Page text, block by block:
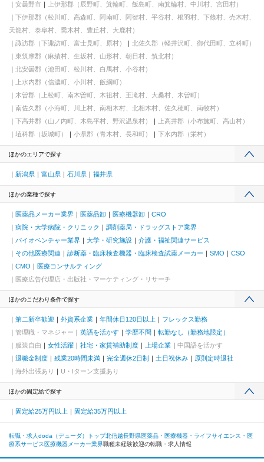
安曇野市
上伊那郡（辰野町、箕輪町、飯島町、南箕輪村、中川村、宮田村）
下伊那郡（松川町、高森町、阿南町、阿智村、平谷村、根羽村、下條村、売木村、
天龍村、泰阜村、喬木村、豊丘村、大鹿村）
諏訪郡（下諏訪町、富士見町、原村）
北佐久郡（軽井沢町、御代田町、立科町）
東筑摩郡（麻績村、生坂村、山形村、朝日村、筑北村）
北安曇郡（池田町、松川村、白馬村、小谷村）
上水内郡（信濃町、小川村、飯綱町）
木曽郡（上松町、南木曽町、木祖村、王滝村、大桑村、木曽町）
南佐久郡（小海町、川上村、南相木村、北相木村、佐久穂町、南牧村）
下高井郡（山ノ内町、木島平村、野沢温泉村）
上高井郡（小布施町、高山村）
埴科郡（坂城町）
小県郡（青木村、長和町） 下水内郡（栄村）
ほかのエリアで探す
新潟県 富山県 石川県 福井県
ほかの業種で探す
医薬品メーカー業界 医薬品卸 医療機器卸
CRO
病院・大学病院・クリニック
調剤薬局・ドラッグストア業界
バイオベンチャー業界
大学・研究施設
介護・福祉関連サービス
その他医療関連
診断薬・臨床検査機器・臨床検査試薬メーカー SMO
CSO
CMO
医療コンサルティング
医療広告代理店・出版社・マーケティング・リサーチ
ほかのこだわり条件で探す
第二新卒歓迎 外資系企業 年間休日120日以上
フレックス勤務
管理職・マネジャー
英語を活かす 学歴不問
転勤なし（勤務地限定）
服装自由
女性活躍 社宅・家賃補助制度 上場企業
中国語を活かす
退職金制度
残業20時間未満 完全週休2日制 土日祝休み
原則定時退社
海外出張あり
U・Iターン支援あり
ほかの固定給で探す
固定給25万円以上 固定給35万円以上
転職・求人doda（デューダ）トップ北信越長野県医薬品・医療機器・ライフサイエンス・医
療系サービス 医療機器メーカー業界職種未経験歓迎の転職・求人情報